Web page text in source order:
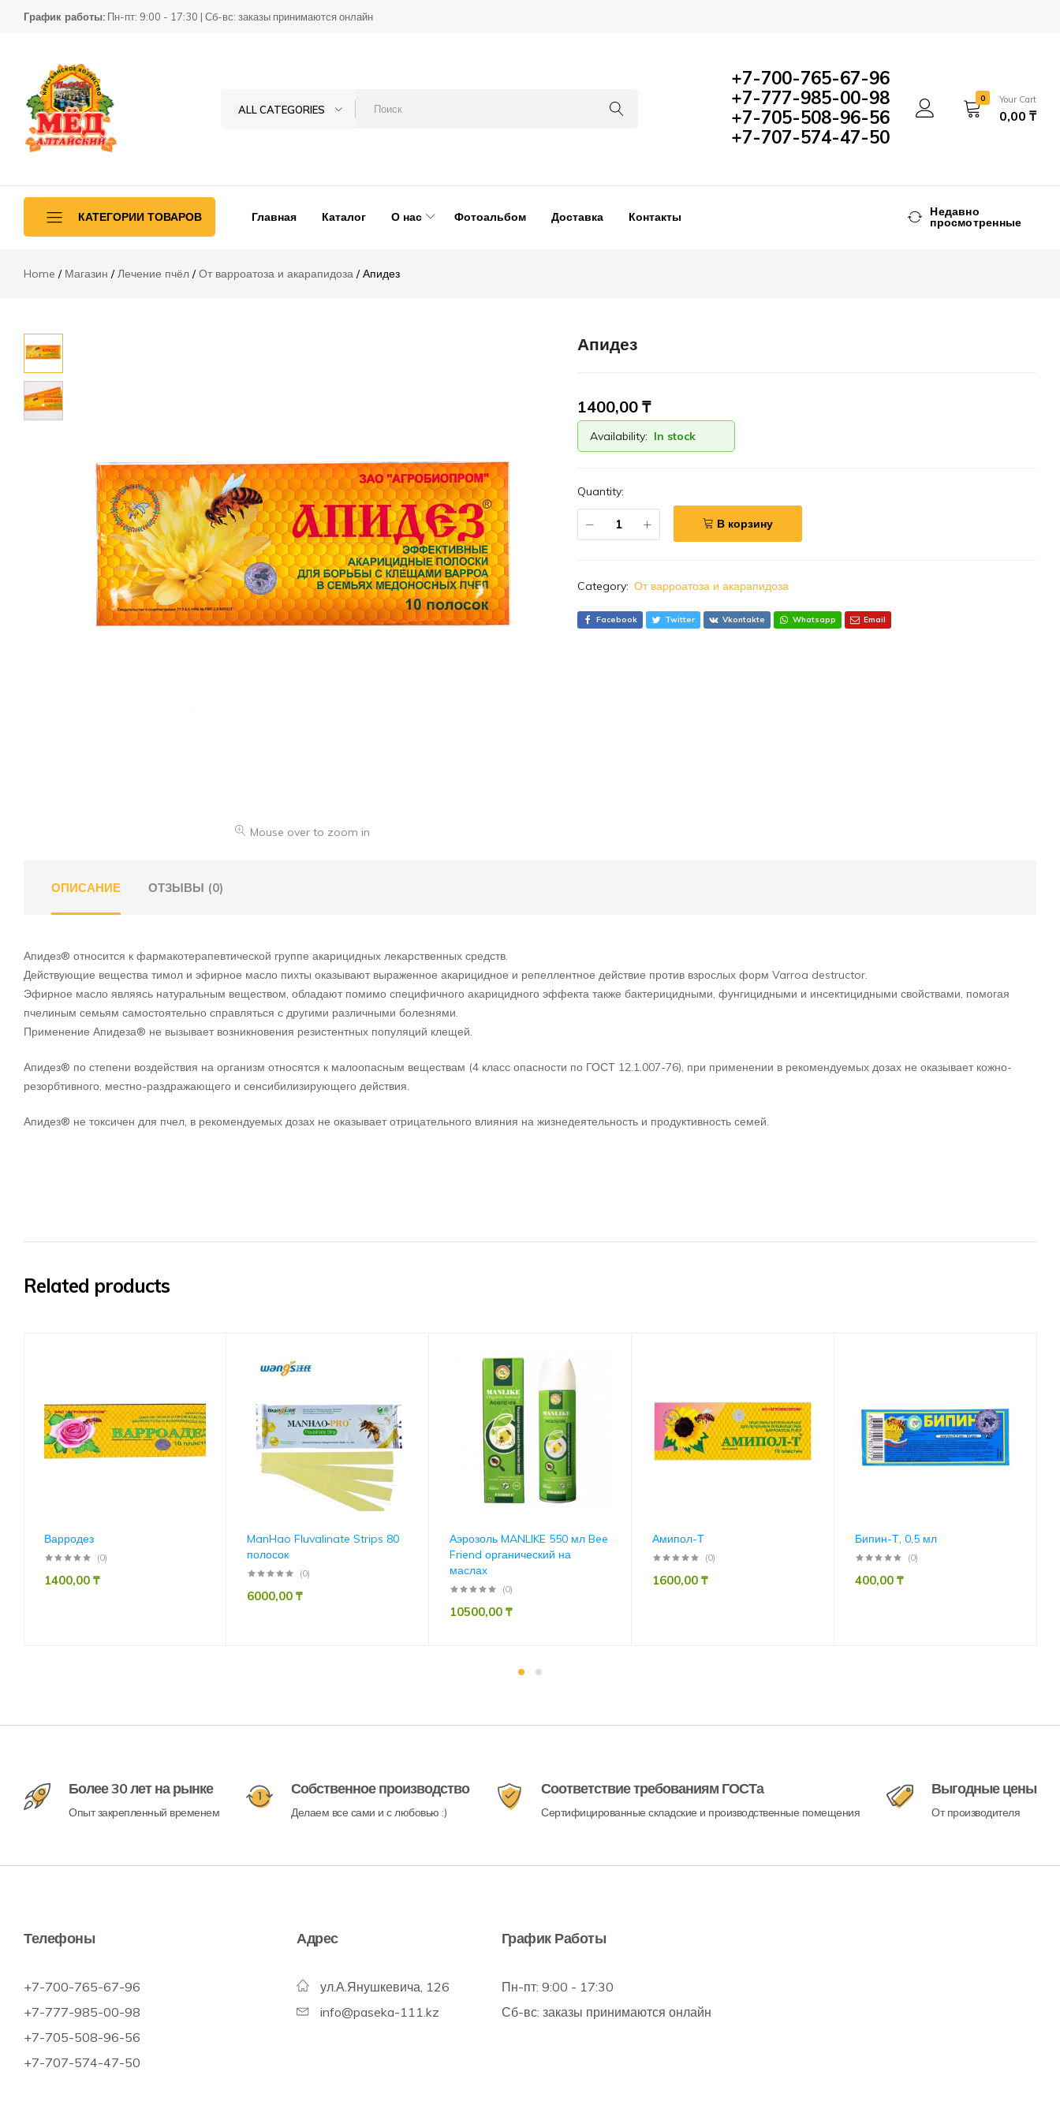
График работы: Пн-пт: 9:00 - 17:30 | Сб-вс: заказы принимаются онлайн
для
пчеловодства
Пасека
ALL CATEGORIES
+7-700-765-67-96
+7-777-985-00-98
+7-705-508-96-56
+7-707-574-47-50
0 Your Cart
0,00 ₸
КАТЕГОРИИ ТОВАРОВ
Инвентарь
Лечение пчёл
Вощина
Откачка мёда
Работа с воском
Работа с рамками
Распечатка
Главная Каталог О нас Фотоальбом Доставка Контакты Недавно
просмотренные
Home Магазин Лечение пчёл От варроатоза и акарапидоза Апидез
Mouse over to zoom in
Апидез
1400,00 ₸
Availability: In stock
Quantity:
В корзину
Category: От варроатоза и акарапидоза
Facebook Twitter Vkontakte Whatsapp Email
ОПИСАНИЕ ОТЗЫВЫ (0)
Апидез® относится к фармакотерапевтической группе акарицидных лекарственных средств.
Действующие вещества тимол и эфирное масло пихты оказывают выраженное акарицидное и репеллентное действие против взрослых форм Varroa destructor.
Эфирное масло являясь натуральным веществом, обладают помимо специфичного акарицидного эффекта также бактерицидными, фунгицидными и инсектицидными свойствами, помогая
пчелиным семьям самостоятельно справляться с другими различными болезнями.
Применение Апидеза® не вызывает возникновения резистентных популяций клещей.
Апидез® по степени воздействия на организм относятся к малоопасным веществам (4 класс опасности по ГОСТ 12.1.007-76), при применении в рекомендуемых дозах не оказывает кожно-
резорбтивного, местно-раздражающего и сенсибилизирующего действия.
Апидез® не токсичен для пчел, в рекомендуемых дозах не оказывает отрицательного влияния на жизнедеятельность и продуктивность семей.
Related products
Варродез
(0)
1400,00 ₸
ManHao Fluvalinate Strips 80
полосок
(0)
6000,00 ₸
Аэрозоль MANLIKE 550 мл Bee
Friend органический на
маслах
(0)
10500,00 ₸
Амипол-Т
(0)
1600,00 ₸
Бипин-Т, 0,5 мл
(0)
400,00 ₸
Более 30 лет на рынке
Опыт закрепленный временем
Собственное производство
Делаем все сами и с любовью :)
Соответствие требованиям ГОСТа
Сертифицированные складские и производственные помещения
Выгодные цены
От производителя
Телефоны
+7-700-765-67-96
+7-777-985-00-98
+7-705-508-96-56
+7-707-574-47-50
Адрес
ул.А.Янушкевича, 126
info@paseka-111.kz
График Работы
Пн-пт: 9:00 - 17:30
Сб-вс: заказы принимаются онлайн
Апидез